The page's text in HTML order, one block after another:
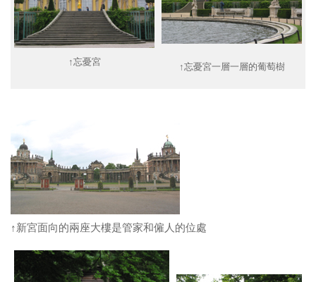
↑忘憂宮 ↑忘憂宮一層一層的葡萄樹
↑新宮面向的兩座大樓是管家和僱人的位處